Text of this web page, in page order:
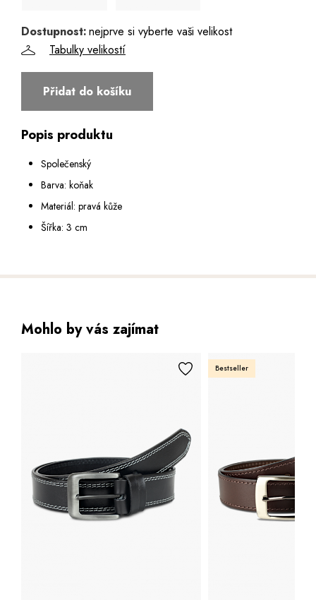
115
Dostupnost:nejprve si vyberte vaši velikost
Tabulky velikostí
Přidat do košíku
Popis produktu
Společenský
Barva: koňak
Materiál: pravá kůže
Šířka: 3 cm
Mohlo by vás zajímat
Bestseller